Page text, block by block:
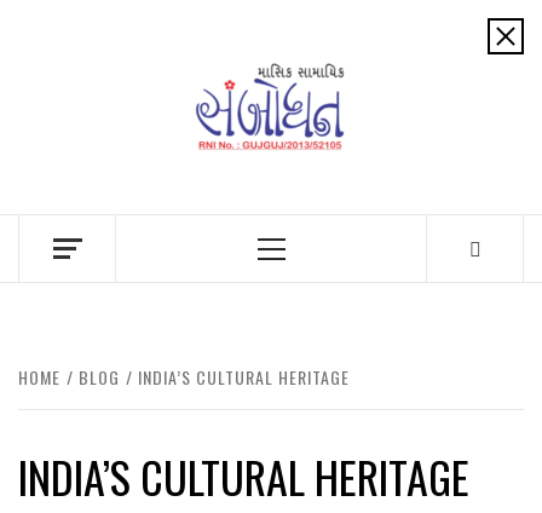
Primary
HOME BLOG INDIA’S CULTURAL HERITAGE
INDIA’S CULTURAL HERITAGE